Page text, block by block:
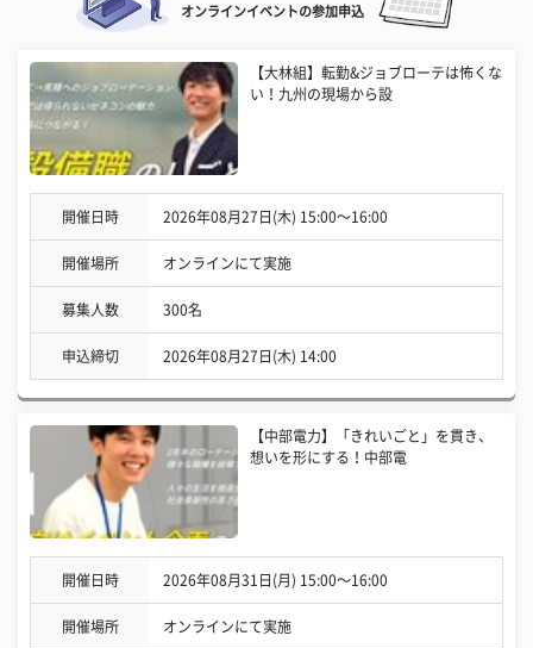
オンラインイベントの参加申込
【大林組】転勤&ジョブローテは怖くな
い！九州の現場から設
開催日時 2026年08月27日(木) 15:00〜16:00
開催場所 オンラインにて実施
募集人数 300名
申込締切 2026年08月27日(木) 14:00
【中部電力】「きれいごと」を貫き、
想いを形にする！中部電
開催日時 2026年08月31日(月) 15:00〜16:00
開催場所 オンラインにて実施